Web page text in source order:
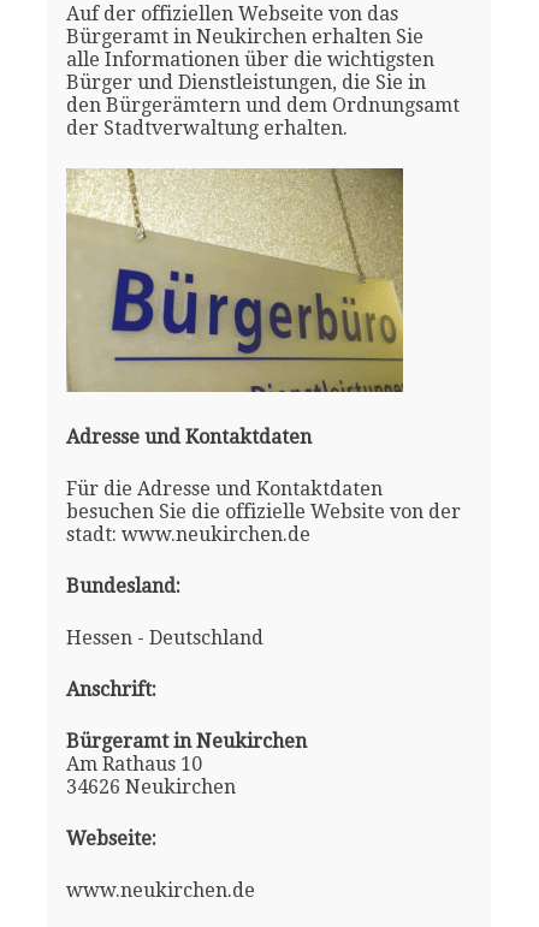
Auf der offiziellen Webseite von das
Bürgeramt in Neukirchen erhalten Sie
alle Informationen über die wichtigsten
Bürger und Dienstleistungen, die Sie in
den Bürgerämtern und dem Ordnungsamt
der Stadtverwaltung erhalten.
Adresse und Kontaktdaten
Für die Adresse und Kontaktdaten
besuchen Sie die offizielle Website von der
stadt: www.neukirchen.de
Bundesland:
Hessen - Deutschland
Anschrift:
Bürgeramt in Neukirchen
Am Rathaus 10
34626 Neukirchen
Webseite:
www.neukirchen.de